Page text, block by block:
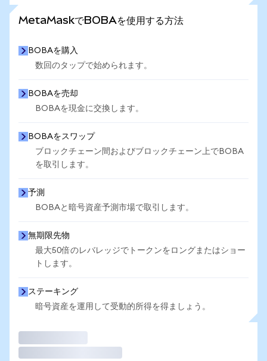
MetaMaskでBOBAを使用する方法
BOBAを購入
数回のタップで始められます。
BOBAを売却
BOBAを現金に交換します。
BOBAをスワップ
ブロックチェーン間およびブロックチェーン上でBOBA
を取引します。
予測
BOBAと暗号資産予測市場で取引します。
無期限先物
最大50倍のレバレッジでトークンをロングまたはショー
トします。
ステーキング
暗号資産を運用して受動的所得を得ましょう。